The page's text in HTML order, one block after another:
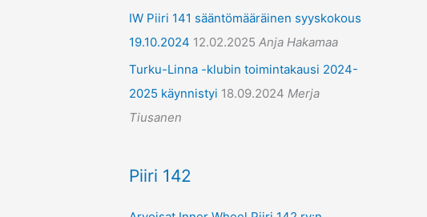
IW Piiri 141 sääntömääräinen syyskokous
19.10.2024 12.02.2025 Anja Hakamaa
Turku-Linna -klubin toimintakausi 2024-
2025 käynnistyi 18.09.2024 Merja
Tiusanen
Piiri 142